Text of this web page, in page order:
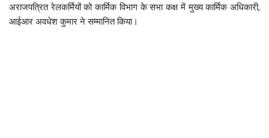
अराजपत्रित रेलकर्मियों को कार्मिक विभाग के सभा कक्ष में मुख्य कार्मिक अधिकारी,
आईआर अवधेश कुमार ने सम्मानित किया।